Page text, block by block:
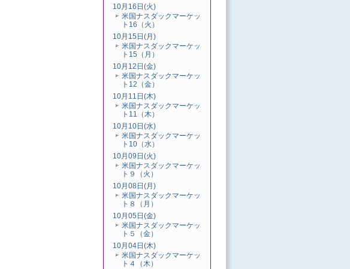
10月16日(火)
米国ナスダックマーケッ
ト16（火）
10月15日(月)
米国ナスダックマーケッ
ト15（月）
10月12日(金)
米国ナスダックマーケッ
ト12（金）
10月11日(木)
米国ナスダックマーケッ
ト11（木）
10月10日(水)
米国ナスダックマーケッ
ト10（水）
10月09日(火)
米国ナスダックマーケッ
ト９（火）
10月08日(月)
米国ナスダックマーケッ
ト８（月）
10月05日(金)
米国ナスダックマーケッ
ト５（金）
10月04日(木)
米国ナスダックマーケッ
ト４（木）